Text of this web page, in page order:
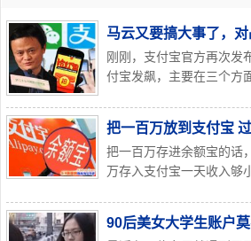
马云又要搞大事了，
刚刚，支付宝官方再次发
付宝发飙，主要在三个方
把一百万放到支付宝
把一百万存进余额宝的话
万存入支付宝一天收入够
90后美女大学生账户